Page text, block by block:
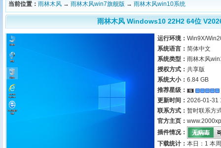
当前位置： 雨林木风 → 雨林木风win7旗舰版 → 雨林木风win10系统
雨林木风 Windows10 22H2 64位
运行环境： Win9X/
系统语言： 简体中文
系统类型： 雨林木风
授权方式： 共享版
系统大小： 6.84 GB
推荐星级：
更新时间： 2026-01-31
联系方式： 暂时联系方
官方主页：
插件情况：
下载统计： 本日：1 本